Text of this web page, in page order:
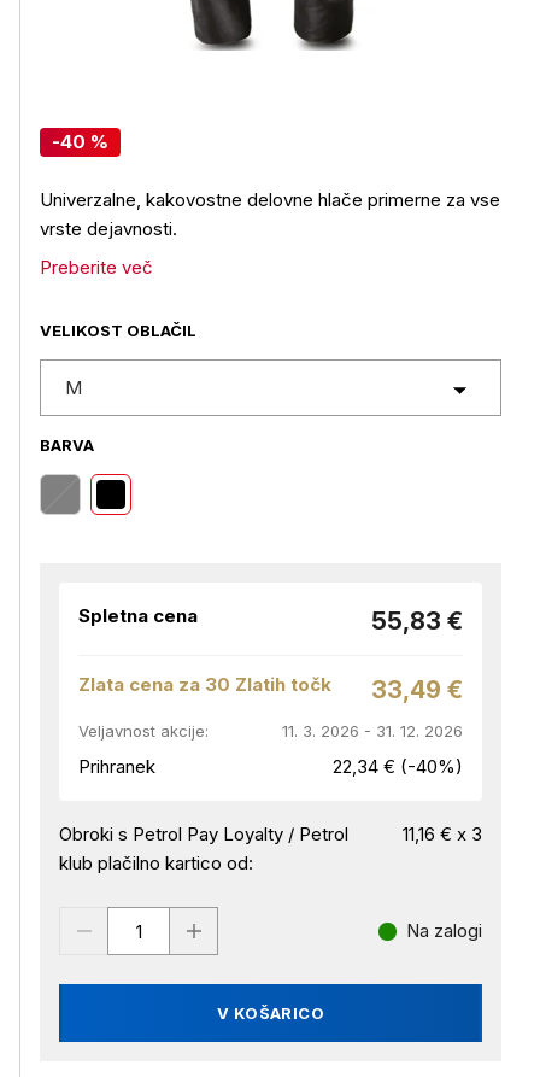
-40 %
Univerzalne, kakovostne delovne hlače primerne za vse
vrste dejavnosti.
Preberite več
VELIKOST OBLAČIL
M
BARVA
Spletna cena 55,83 €
Zlata cena za 30 Zlatih točk 33,49 €
Veljavnost akcije: 11. 3. 2026 - 31. 12. 2026
Prihranek 22,34 € (-40%)
Obroki s Petrol Pay Loyalty / Petrol
klub plačilno kartico od:
11,16 € x 3
V KOŠARICO
Na zalogi